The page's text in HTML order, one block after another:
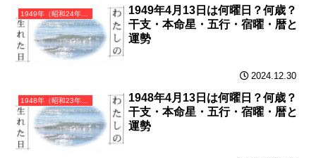
1949年（昭和24年）己丑（つちのとうし）・丑年（うし年）カレンダー（月曜はじまり）
1949年4月13日は何曜日？何歳？
干支・本命星・五行・宿曜・暦と
運勢
2024.12.30
1948年（昭和23年）戊子（つちのえね）・子年（ねずみ年）カレンダー（月曜はじまり）
1948年4月13日は何曜日？何歳？
干支・本命星・五行・宿曜・暦と
運勢